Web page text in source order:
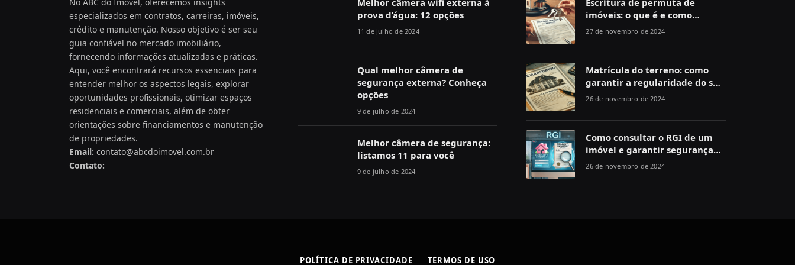
especializados em contratos, carreiras, imóveis,
crédito e manutenção. Nosso objetivo é ser seu
guia confiável no mercado imobiliário,
fornecendo informações atualizadas e práticas.
Aqui, você encontrará recursos essenciais para
entender melhor os aspectos legais, explorar
oportunidades profissionais, otimizar espaços
residenciais e comerciais, além de obter
orientações sobre financiamentos e manutenção
de propriedades.
Email: contato@abcdoimovel.com.br
Contato:
Melhor câmera wifi externa à
prova d’água: 12 opções
11 de julho de 2024
Qual melhor câmera de
segurança externa? Conheça
opções
9 de julho de 2024
Melhor câmera de segurança:
listamos 11 para você
9 de julho de 2024
Escritura de permuta de
imóveis: o que é e como
funciona
27 de novembro de 2024
Matrícula do terreno: como
garantir a regularidade do seu
imóvel
26 de novembro de 2024
Como consultar o RGI de um
imóvel e garantir segurança
jurídica
26 de novembro de 2024
POLÍTICA DE PRIVACIDADE TERMOS DE USO